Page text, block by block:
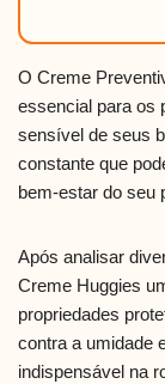
O Creme
essencial para os
sensível de seus
constante que
bem-estar do seu
Após analisar
Creme Huggies
propriedades
contra a umidade
indispensável na